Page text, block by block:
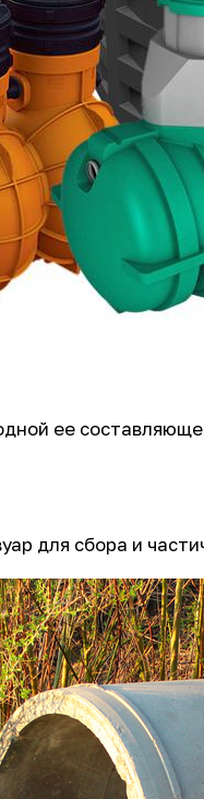
ее
для сбора и